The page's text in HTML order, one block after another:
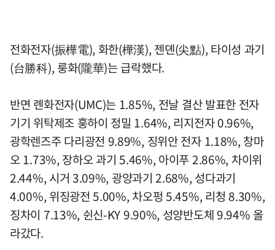
전화전자(振樺電), 화한(樺漢), 젠뎬(尖點), 타이성 과기
(台勝科), 룽화(隴華)는 급락했다.
반면 롄화전자(UMC)는 1.85%, 전날 결산 발표한 전자
기기 위탁제조 훙하이 정밀 1.64%, 리지전자 0.96%,
광학렌즈주 다리광전 9.89%, 징위안 전자 1.18%, 창마
오 1.73%, 장하오 과기 5.46%, 아이푸 2.86%, 차이위
2.44%, 시거 3.09%, 광양과기 2.68%, 성다과기
4.00%, 위징광전 5.00%, 차오펑 5.45%, 리청 8.30%,
징차이 7.13%, 쉰신-KY 9.90%, 성양반도체 9.94% 올
라갔다.